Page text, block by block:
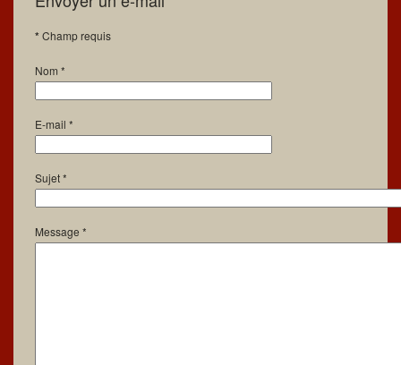
*Champ requis
Nom *
E-mail *
Sujet*
Message *